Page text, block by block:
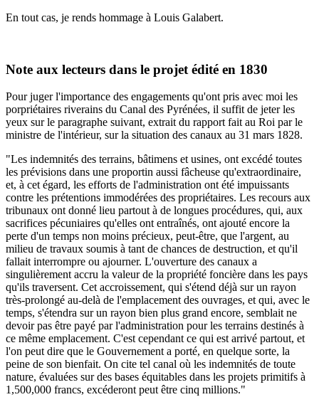
En tout cas, je rends hommage à Louis Galabert.
Note aux lecteurs dans le projet édité en 1830
Pour juger l'importance des engagements qu'ont pris avec moi les
porpriétaires riverains du Canal des Pyrénées, il suffit de jeter les
yeux sur le paragraphe suivant, extrait du rapport fait au Roi par le
ministre de l'intérieur, sur la situation des canaux au 31 mars 1828.
"Les indemnités des terrains, bâtimens et usines, ont excédé toutes
les prévisions dans une proportin aussi fâcheuse qu'extraordinaire,
et, à cet égard, les efforts de l'administration ont été impuissants
contre les prétentions immodérées des propriétaires. Les recours aux
tribunaux ont donné lieu partout à de longues procédures, qui, aux
sacrifices pécuniaires qu'elles ont entraînés, ont ajouté encore la
perte d'un temps non moins précieux, peut-être, que l'argent, au
milieu de travaux soumis à tant de chances de destruction, et qu'il
fallait interrompre ou ajourner. L'ouverture des canaux a
singulièrement accru la valeur de la propriété foncière dans les pays
qu'ils traversent. Cet accroissement, qui s'étend déjà sur un rayon
très-prolongé au-delà de l'emplacement des ouvrages, et qui, avec le
temps, s'étendra sur un rayon bien plus grand encore, semblait ne
devoir pas être payé par l'administration pour les terrains destinés à
ce même emplacement. C'est cependant ce qui est arrivé partout, et
l'on peut dire que le Gouvernement a porté, en quelque sorte, la
peine de son bienfait. On cite tel canal où les indemnités de toute
nature, évaluées sur des bases équitables dans les projets primitifs à
1,500,000 francs, excéderont peut être cinq millions."